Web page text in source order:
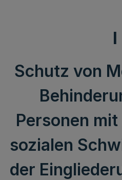
I
Schutz von
Personen
sozialen
der